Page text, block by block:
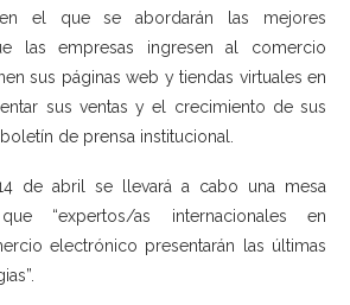
en el que se abordarán las mejores
las empresas ingresen al comercio
sus páginas web y tiendas virtuales en
sus ventas y el crecimiento de sus
de prensa institucional.
de abril se llevará a cabo una mesa
“expertos/as internacionales en
electrónico presentarán las últimas